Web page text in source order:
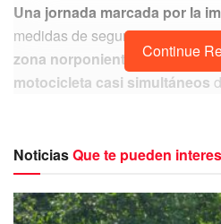
Una jornada marcada por la
medidas de seguridad vial
zona norponiente de la
motocicleta casi simultáneos
muerteen un hospital local.
Los percancesocurrieron en
comunidades aledañas de
Continue
NoticiasQue te pueden